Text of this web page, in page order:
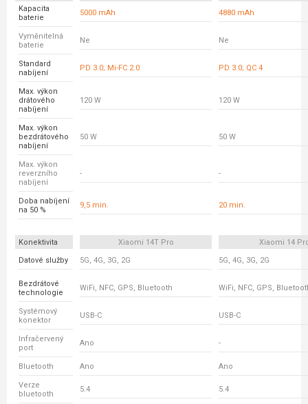
Kapacita
baterie
5000 mAh 4880 mAh
Vyměnitelná
baterie
Ne Ne
Standard
nabíjení
PD 3.0; Mi-FC 2.0 PD 3.0; QC 4
Max. výkon
drátového
nabíjení
120 W 120 W
Max. výkon
bezdrátového
nabíjení
50 W 50 W
Max. výkon
reverzního
nabíjení
- -
Doba nabíjení
na 50 %
9,5 min. 20 min.
Konektivita Xiaomi 14T Pro
Xiaomi 14
Datové služby
5G, 4G, 3G, 2G 5G, 4G, 3G, 2G
Bezdrátové
technologie
WiFi, NFC, GPS, Bluetooth WiFi, NFC, GPS,
Systémový
konektor
USB-C USB-C
Infračervený
port
Ano -
Bluetooth Ano Ano
Verze
bluetooth
5.4 5.4